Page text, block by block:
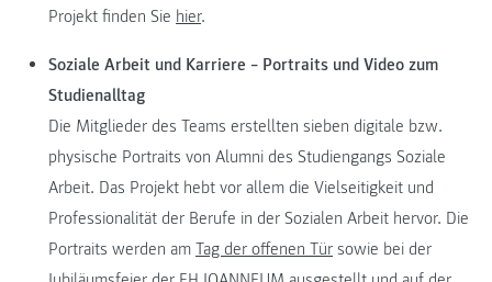
Projekt finden Sie hier.
Soziale Arbeit und Karriere – Portraits und Video zum
Studienalltag
Die Mitglieder des Teams erstellten sieben digitale bzw.
physische Portraits von Alumni des Studiengangs Soziale
Arbeit. Das Projekt hebt vor allem die Vielseitigkeit und
Professionalität der Berufe in der Sozialen Arbeit hervor. Die
Portraits werden am Tag der offenen Tür sowie bei der